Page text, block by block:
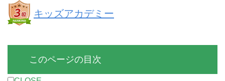
キッズアカデミー
このページの目次